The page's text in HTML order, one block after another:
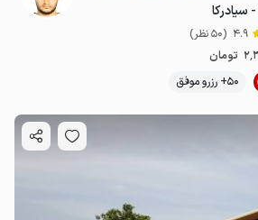
سیادرکا
4.9 (50 نظر)
تومان
50+ رزرو موفق